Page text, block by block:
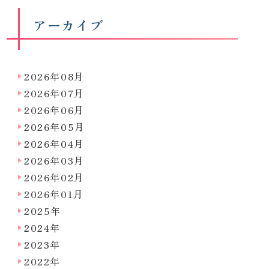
アーカイブ
2026年08月
2026年07月
2026年06月
2026年05月
2026年04月
2026年03月
2026年02月
2026年01月
2025年
2024年
2023年
2022年